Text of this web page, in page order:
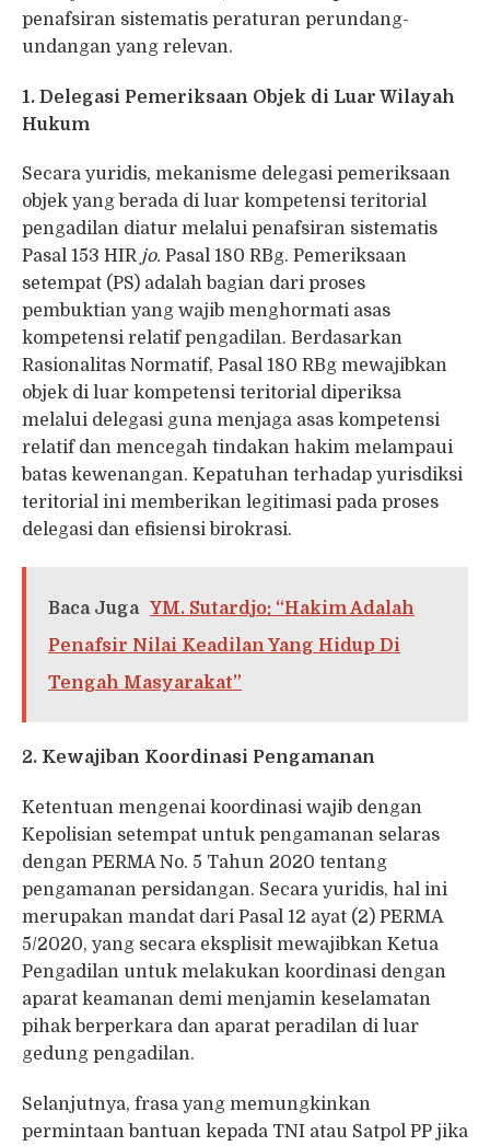
penafsiran sistematis peraturan perundang-
undangan yang relevan.
1. Delegasi Pemeriksaan Objek di Luar Wilayah
Hukum
Secara yuridis, mekanisme delegasi pemeriksaan
objek yang berada di luar kompetensi teritorial
pengadilan diatur melalui penafsiran sistematis
Pasal 153 HIR jo. Pasal 180 RBg. Pemeriksaan
setempat (PS) adalah bagian dari proses
pembuktian yang wajib menghormati asas
kompetensi relatif pengadilan. Berdasarkan
Rasionalitas Normatif, Pasal 180 RBg mewajibkan
objek di luar kompetensi teritorial diperiksa
melalui delegasi guna menjaga asas kompetensi
relatif dan mencegah tindakan hakim melampaui
batas kewenangan. Kepatuhan terhadap yurisdiksi
teritorial ini memberikan legitimasi pada proses
delegasi dan efisiensi birokrasi.
Baca Juga YM. Sutardjo: “Hakim Adalah
Penafsir Nilai Keadilan Yang Hidup Di
Tengah Masyarakat”
2. Kewajiban Koordinasi Pengamanan
Ketentuan mengenai koordinasi wajib dengan
Kepolisian setempat untuk pengamanan selaras
dengan PERMA No. 5 Tahun 2020 tentang
pengamanan persidangan. Secara yuridis, hal ini
merupakan mandat dari Pasal 12 ayat (2) PERMA
5/2020, yang secara eksplisit mewajibkan Ketua
Pengadilan untuk melakukan koordinasi dengan
aparat keamanan demi menjamin keselamatan
pihak berperkara dan aparat peradilan di luar
gedung pengadilan.
Selanjutnya, frasa yang memungkinkan
permintaan bantuan kepada TNI atau Satpol PP jika